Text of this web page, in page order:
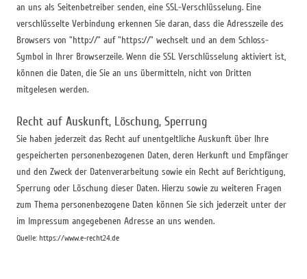
an uns als Seitenbetreiber senden, eine SSL-Verschlüsselung. Eine
verschlüsselte Verbindung erkennen Sie daran, dass die Adresszeile des
Browsers von "http://" auf "https://" wechselt und an dem Schloss-
Symbol in Ihrer Browserzeile. Wenn die SSL Verschlüsselung aktiviert ist,
können die Daten, die Sie an uns übermitteln, nicht von Dritten
mitgelesen werden.
Recht auf Auskunft, Löschung, Sperrung
Sie haben jederzeit das Recht auf unentgeltliche Auskunft über Ihre
gespeicherten personenbezogenen Daten, deren Herkunft und Empfänger
und den Zweck der Datenverarbeitung sowie ein Recht auf Berichtigung,
Sperrung oder Löschung dieser Daten. Hierzu sowie zu weiteren Fragen
zum Thema personenbezogene Daten können Sie sich jederzeit unter der
im Impressum angegebenen Adresse an uns wenden.
Quelle: https://www.e-recht24.de